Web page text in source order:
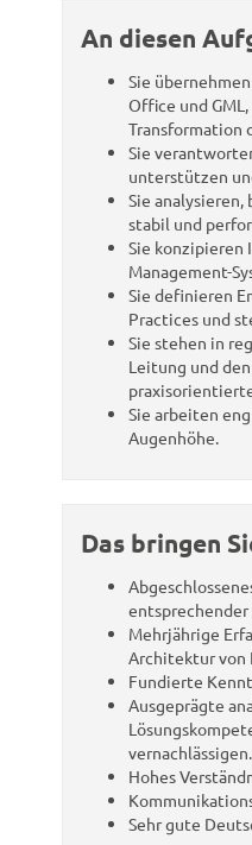
An diesen
Sie
Office und
Transformation
Sie
unterstützen
Sie analysieren,
stabil und
Sie konzipieren
Management-
Sie definieren
Practices und
Sie stehen in
Leitung und
Sie arbeiten
Augenhöhe.
Das bringen
entsprechender
Mehrjährige
Architektur von
Fundierte
Ausgeprägte
vernachlässigen.
Hohes
Sehr gute